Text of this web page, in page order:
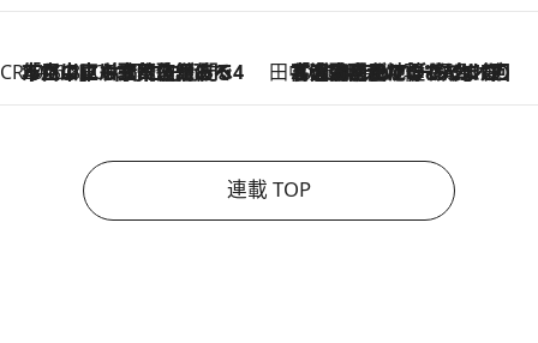
CREA'S CHOICE
2026.8.7
「立川にも歌舞伎があるんだよ」 片岡仁左衛門・市川中車ら豪華座組みで4年目の立川立飛歌舞伎へ 田中稲の勝手に再ブーム
2026.8.7
「湘南乃風に憧れて」観客大盛上がりの“タオル回し”に、ラッパー顔負けの高速歌唱まで…さだまさし（74）のアグレッシブすぎる現在地
連載 TOP